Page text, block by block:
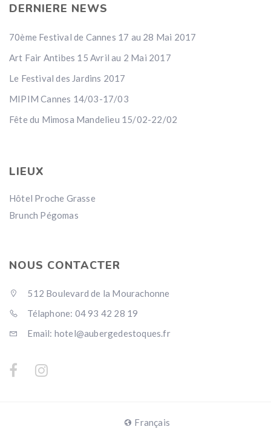
DERNIERE NEWS
70ème Festival de Cannes 17 au 28 Mai 2017
Art Fair Antibes 15 Avril au 2 Mai 2017
Le Festival des Jardins 2017
MIPIM Cannes 14/03-17/03
Fête du Mimosa Mandelieu 15/02-22/02
LIEUX
Hôtel Proche Grasse
Brunch Pégomas
NOUS CONTACTER
512 Boulevard de la Mourachonne
Télaphone: 04 93 42 28 19
Email: hotel@aubergedestoques.fr
Français